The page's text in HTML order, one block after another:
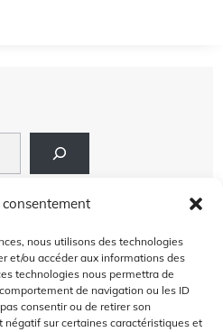
consentement
nous utilisons des technologies
et/ou accéder aux informations des
technologies nous permettra de
de navigation ou les ID
consentir ou de retirer son
sur certaines caractéristiques et